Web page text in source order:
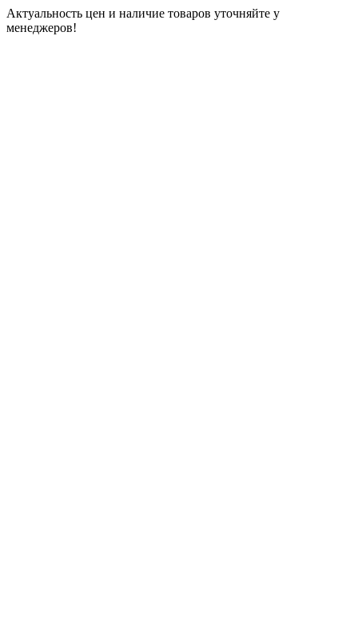
Актуальность цен и наличие товаров уточняйте у
менеджеров!